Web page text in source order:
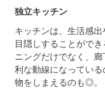
独立キッチン
キッチンは、生活感
目隠しすることがで
ニングだけでなく、
利な動線になってい
物をしまえるのも◎。